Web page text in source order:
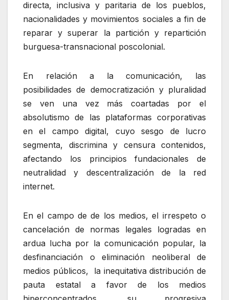
directa, inclusiva y paritaria de los pueblos,
nacionalidades y movimientos sociales a fin de
reparar y superar la partición y repartición
burguesa-transnacional poscolonial.
En relación a la comunicación, las
posibilidades de democratización y pluralidad
se ven una vez más coartadas por el
absolutismo de las plataformas corporativas
en el campo digital, cuyo sesgo de lucro
segmenta, discrimina y censura contenidos,
afectando los principios fundacionales de
neutralidad y descentralización de la red
internet.
En el campo de de los medios, el irrespeto o
cancelación de normas legales logradas en
ardua lucha por la comunicación popular, la
desfinanciación o eliminación neoliberal de
medios públicos, la inequitativa distribución de
pauta estatal a favor de los medios